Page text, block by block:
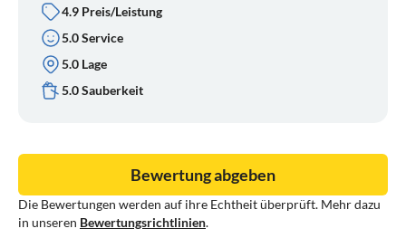
4.9 Preis/Leistung
5.0 Service
5.0 Lage
5.0 Sauberkeit
Die Bewertungen werden auf ihre Echtheit überprüft. Mehr dazu
in unseren Bewertungsrichtlinien.
Bewertung abgeben